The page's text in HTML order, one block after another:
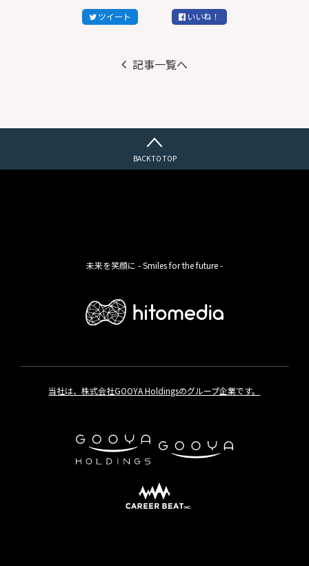
ツイート いいね！
記事一覧へ
BACK TO TOP
未来を笑顔に - Smiles for the future -
当社は、株式会社GOOYA Holdingsのグループ企業です。